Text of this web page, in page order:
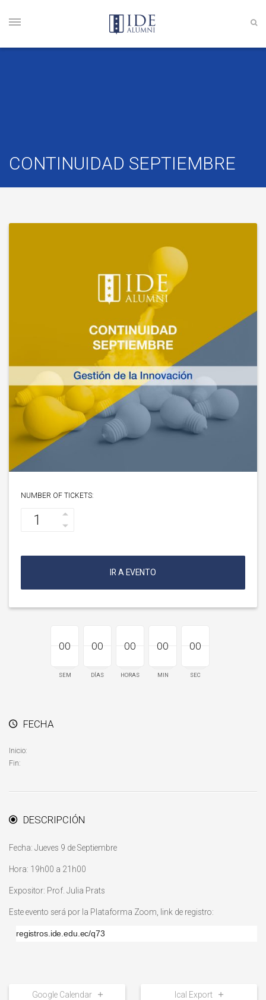
CONTINUIDAD SEPTIEMBRE
NUMBER OF TICKETS:
IR A EVENTO
00
00
00
SEM
00
00
00
DÍAS
00
00
00
HORAS
00
00
00
MIN
00
00
00
SEC
FECHA
Inicio:
Fin:
DESCRIPCIÓN
Fecha: Jueves 9 de Septiembre
Hora: 19h00 a 21h00
Expositor: Prof. Julia Prats
Este evento será por la Plataforma Zoom, link de registro:
registros.ide.edu.ec/q73
Google Calendar Ical Export